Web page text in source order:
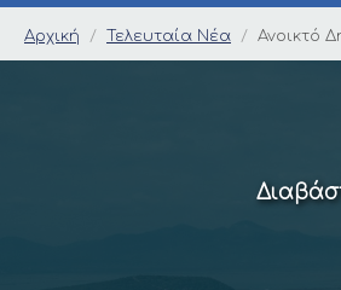
Ανοικτό
Αρχική Τελευταία Νέα Ανοικτό